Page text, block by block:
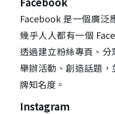
Facebook 是一個廣泛
幾乎人人都有一個
透過建立粉絲專頁、分
舉辦活動、創造話題
牌知名度。
Instagram